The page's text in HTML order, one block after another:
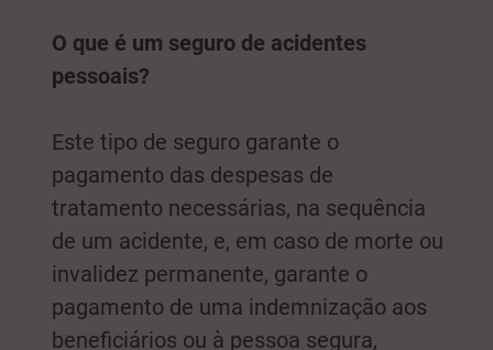
O que é um seguro de acidentes
pessoais?
Este tipo de seguro garante o
pagamento das despesas de
tratamento necessárias, na sequência
de um acidente, e, em caso de morte ou
invalidez permanente, garante o
pagamento de uma indemnização aos
beneficiários ou à pessoa segura,